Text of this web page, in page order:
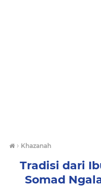
› Khazanah
Tradisi dari
Somad